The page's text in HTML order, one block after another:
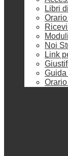
Libri
Noi
Link